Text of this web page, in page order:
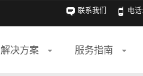
联系我们 电话
解决方案 服务指南